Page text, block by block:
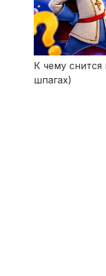
К чему
шпагах)